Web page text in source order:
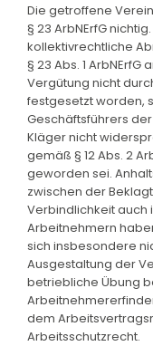
Die getroffene
§ 23 ArbNErfG
kollektivrechtliche
§ 23 Abs. 1
Vergütung nicht
festgesetzt worden,
Geschäftsführers
Kläger nicht
gemäß § 12 Abs. 2
geworden sei.
zwischen der
Verbindlichkeit auch
Arbeitnehmern
sich insbesondere
Ausgestaltung der
betriebliche Übung
dem
Arbeitsschutzrecht.